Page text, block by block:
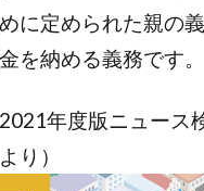
に定められた親の
を納める義務です。
年度版ニュース
り）